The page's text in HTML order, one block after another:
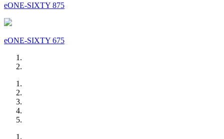
eONE-SIXTY 875
eONE-SIXTY 675